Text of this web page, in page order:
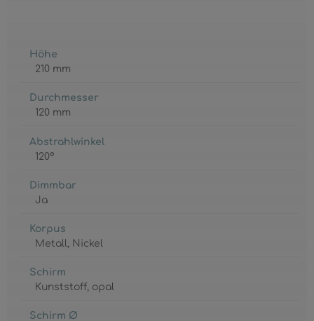
Höhe
210 mm
Durchmesser
120 mm
Abstrahlwinkel
120°
Dimmbar
Ja
Korpus
Metall, Nickel
Schirm
Kunststoff, opal
Schirm Ø